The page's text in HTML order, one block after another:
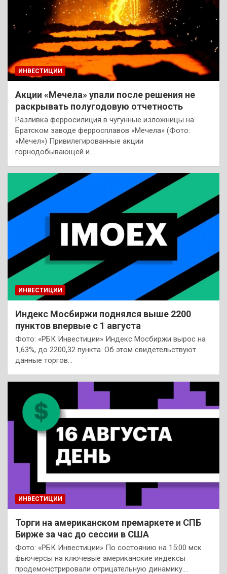
ИНВЕСТИЦИИ
Акции «Мечела» упали после решения не
раскрывать полугодовую отчетность
Разливка ферросилиция в чугунные изложницы на
Братском заводе ферросплавов «Мечела» (Фото:
«Мечел») Привилегированные акции
горнодобывающей и…
ИНВЕСТИЦИИ
Индекс Мосбиржи поднялся выше 2200
пунктов впервые с 1 августа
Фото: «РБК Инвестиции» Индекс Мосбиржи вырос на
1,63%, до 2200,32 пункта. Об этом свидетельствуют
данные торгов…
ИНВЕСТИЦИИ
Торги на американском премаркете и СПБ
Бирже за час до сессии в США
Фото: «РБК Инвестиции» По состоянию на 15:00 мск
фьючерсы на ключевые американские индексы
продемонстрировали отрицательную динамику.…